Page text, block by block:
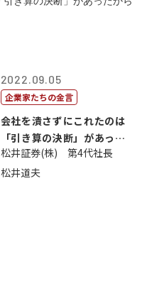
2022.09.05
企業家たちの金言
会社を潰さずにこれたのは
「引き算の決断」があった
から
松井証券(株) 第4代社長
松井道夫